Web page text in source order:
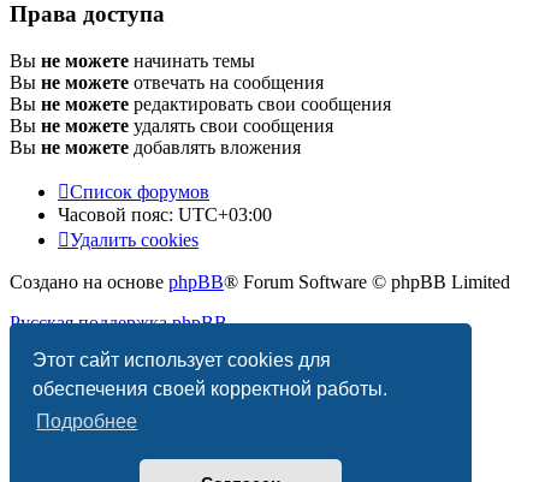
Этот сайт использует cookies для
обеспечения своей корректной работы.
Подробнее
Права доступа
Вы не можете начинать темы
Вы не можете отвечать на сообщения
Вы не можете редактировать свои сообщения
Вы не можете удалять свои сообщения
Вы не можете добавлять вложения
Список форумов
Часовой пояс: UTC+03:00
Удалить cookies
Создано на основе phpBB® Forum Software © phpBB Limited
Русская поддержка phpBB
Конфиденциальность |Правила